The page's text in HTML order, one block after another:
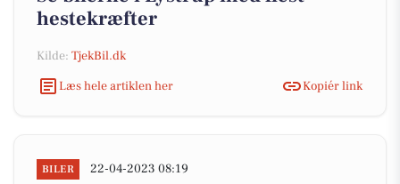
hestekræfter
Kilde: TjekBil.dk
Læs hele artiklen her
Kopiér link
BILER 22-04-2023 08:19